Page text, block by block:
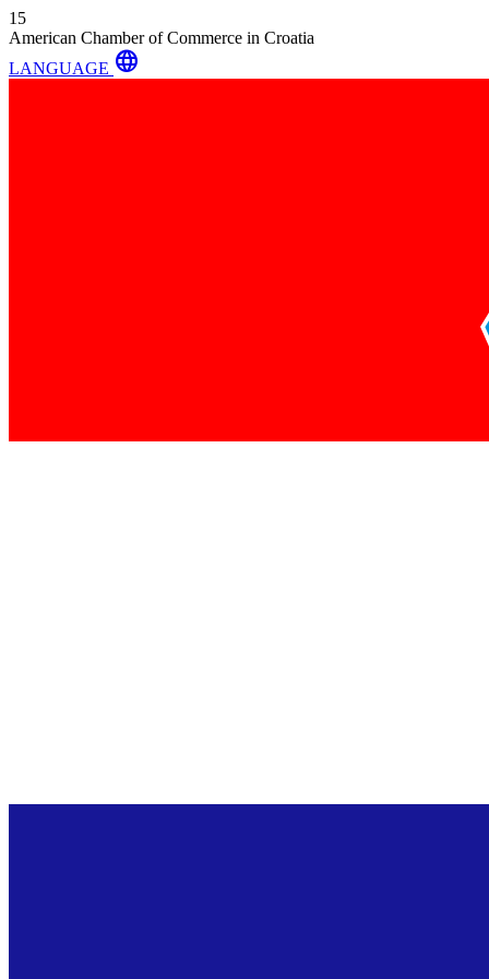
15
American Chamber of Commerce in Croatia
LANGUAGE language